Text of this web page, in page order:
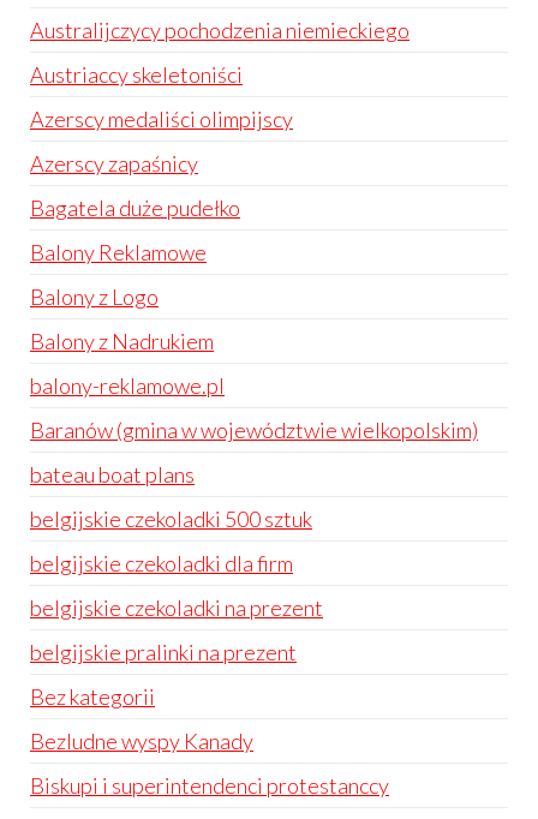
Australijczycy pochodzenia niemieckiego
Austriaccy skeletoniści
Azerscy medaliści olimpijscy
Azerscy zapaśnicy
Bagatela duże pudełko
Balony Reklamowe
Balony z Logo
Balony z Nadrukiem
balony-reklamowe.pl
Baranów (gmina w województwie wielkopolskim)
bateau boat plans
belgijskie czekoladki 500 sztuk
belgijskie czekoladki dla firm
belgijskie czekoladki na prezent
belgijskie pralinki na prezent
Bez kategorii
Bezludne wyspy Kanady
Biskupi i superintendenci protestanccy